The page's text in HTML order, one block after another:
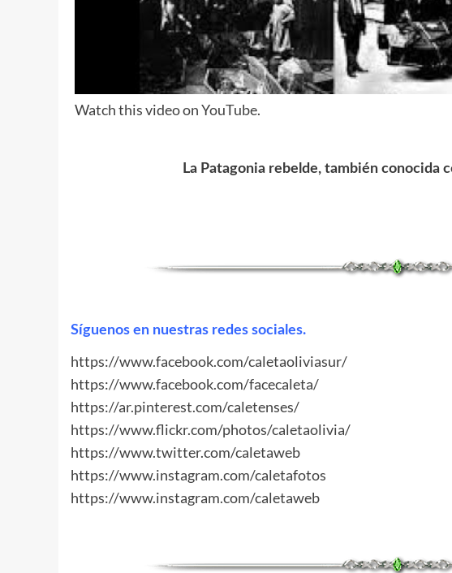
Watch this video on YouTube.
La Patagonia rebelde, también conocida
Síguenos en nuestras redes sociales.
https://www.facebook.com/caletaoliviasur/
https://www.facebook.com/facecaleta/
https://ar.pinterest.com/caletenses/
https://www.flickr.com/photos/caletaolivia/
https://www.twitter.com/caletaweb
https://www.instagram.com/caletafotos
https://www.instagram.com/caletaweb